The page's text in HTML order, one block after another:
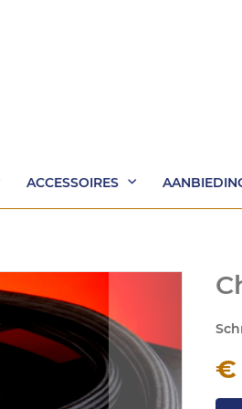
ACCESSOIRES
€